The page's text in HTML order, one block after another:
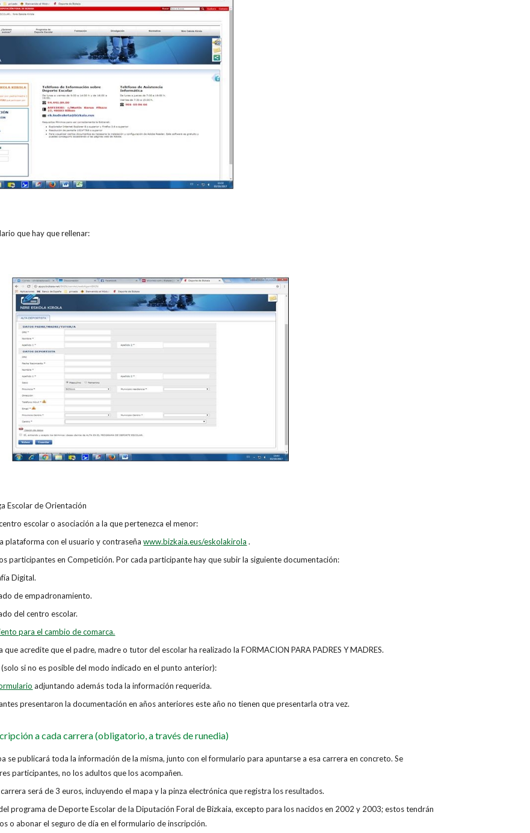
que hay que rellenar:
Escolar de Orientación
escolar o asociación a la que pertenezca el menor:
plataforma con el usuario y contraseña www.bizkaia.eus/eskolakirola .
participantes en Competición. Por cada participante hay que subir la siguiente documentación:
Digital.
de empadronamiento.
del centro escolar.
para el cambio de comarca.
que acredite que el padre, madre o tutor del escolar ha realizado la FORMACION PARA PADRES Y MADRES.
si no es posible del modo indicado en el punto anterior):
adjuntando además toda la información requerida.
presentaron la documentación en años anteriores este año no tienen que presentarla otra vez.
a cada carrera (obligatorio, a través de runedia)
se publicará toda la información de la misma, junto con el formulario para apuntarse a esa carrera en concreto. Se
participantes, no los adultos que los acompañen.
será de 3 euros, incluyendo el mapa y la pinza electrónica que registra los resultados.
programa de Deporte Escolar de la Diputación Foral de Bizkaia, excepto para los nacidos en 2002 y 2003; estos tendrán
o abonar el seguro de día en el formulario de inscripción.